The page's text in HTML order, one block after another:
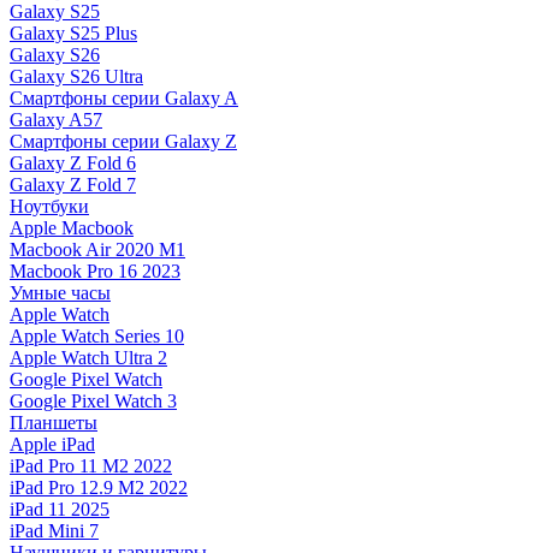
Galaxy S25
Galaxy S25 Plus
Galaxy S26
Galaxy S26 Ultra
Смартфоны серии Galaxy A
Galaxy A57
Смартфоны серии Galaxy Z
Galaxy Z Fold 6
Galaxy Z Fold 7
Ноутбуки
Apple Macbook
Macbook Air 2020 M1
Macbook Pro 16 2023
Умные часы
Apple Watch
Apple Watch Series 10
Apple Watch Ultra 2
Google Pixel Watch
Google Pixel Watch 3
Планшеты
Apple iPad
iPad Pro 11 M2 2022
iPad Pro 12.9 M2 2022
iPad 11 2025
iPad Mini 7